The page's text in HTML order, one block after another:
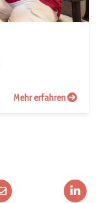
Mehr erfahren